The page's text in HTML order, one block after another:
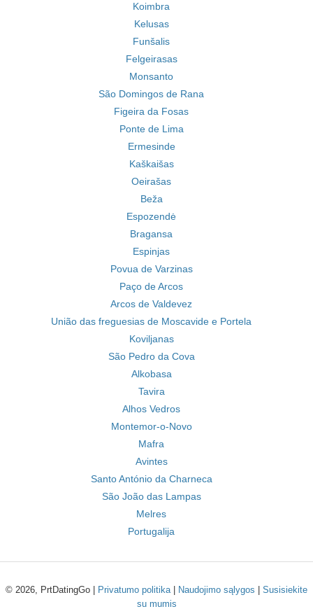
Koimbra
Kelusas
Funšalis
Felgeirasas
Monsanto
São Domingos de Rana
Figeira da Fosas
Ponte de Lima
Ermesinde
Kaškaišas
Oeirašas
Beža
Espozendė
Bragansa
Espinjas
Povua de Varzinas
Paço de Arcos
Arcos de Valdevez
União das freguesias de Moscavide e Portela
Koviljanas
São Pedro da Cova
Alkobasa
Tavira
Alhos Vedros
Montemor-o-Novo
Mafra
Avintes
Santo António da Charneca
São João das Lampas
Melres
Portugalija
© 2026, PrtDatingGo | Privatumo politika| Naudojimo sąlygos
Susisiekite
su mumis